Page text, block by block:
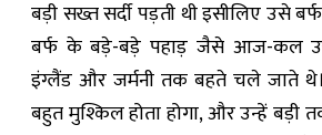
बड़ी सख्त सर्दी पड़ती थी इसीलिए उसे
बर्फ के बड़े-बड़े पहाड़ जैसे आज-कल
इंग्लैंड और जर्मनी तक बहते चले जाते
बहुत मुश्किल होता होगा, और उन्हें